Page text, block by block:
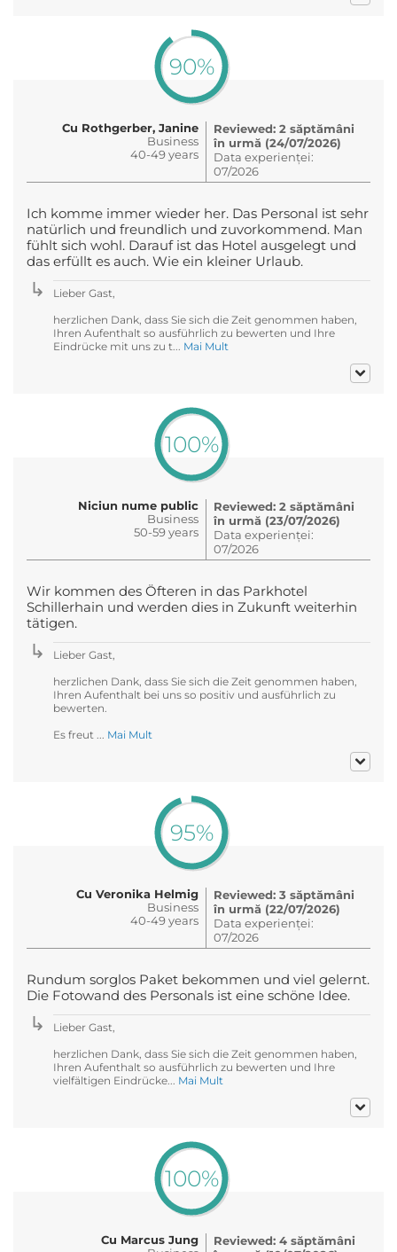
90%
Cu Rothgerber, Janine
Business
40-49 years
Reviewed: 2 săptămâni
în urmă (24/07/2026)
Data experienței:
07/2026
Ich komme immer wieder her. Das Personal ist sehr
natürlich und freundlich und zuvorkommend. Man
fühlt sich wohl. Darauf ist das Hotel ausgelegt und
das erfüllt es auch. Wie ein kleiner Urlaub.
Lieber Gast,
herzlichen Dank, dass Sie sich die Zeit genommen haben,
Ihren Aufenthalt so ausführlich zu bewerten und Ihre
Eindrücke mit uns zu t... Mai Mult
100%
Niciun nume public
Business
50-59 years
Reviewed: 2 săptămâni
în urmă (23/07/2026)
Data experienței:
07/2026
Wir kommen des Öfteren in das Parkhotel
Schillerhain und werden dies in Zukunft weiterhin
tätigen.
Lieber Gast,
herzlichen Dank, dass Sie sich die Zeit genommen haben,
Ihren Aufenthalt bei uns so positiv und ausführlich zu
bewerten.
Es freut ... Mai Mult
95%
Cu Veronika Helmig
Business
40-49 years
Reviewed: 3 săptămâni
în urmă (22/07/2026)
Data experienței:
07/2026
Rundum sorglos Paket bekommen und viel gelernt.
Die Fotowand des Personals ist eine schöne Idee.
Lieber Gast,
herzlichen Dank, dass Sie sich die Zeit genommen haben,
Ihren Aufenthalt so ausführlich zu bewerten und Ihre
vielfältigen Eindrücke... Mai Mult
100%
Cu Marcus Jung
Reviewed: 4 săptămâni